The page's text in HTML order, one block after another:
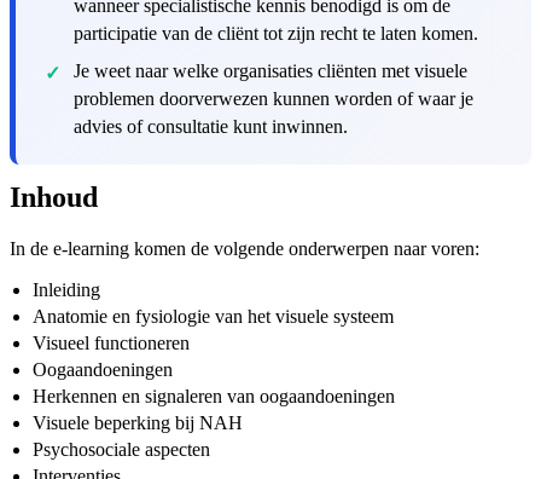
wanneer specialistische kennis benodigd is om de
participatie van de cliënt tot zijn recht te laten komen.
Je weet naar welke organisaties cliënten met visuele
problemen doorverwezen kunnen worden of waar je
advies of consultatie kunt inwinnen.
Inhoud
In de e-learning komen de volgende onderwerpen naar voren:
Inleiding
Anatomie en fysiologie van het visuele systeem
Visueel functioneren
Oogaandoeningen
Herkennen en signaleren van oogaandoeningen
Visuele beperking bij NAH
Psychosociale aspecten